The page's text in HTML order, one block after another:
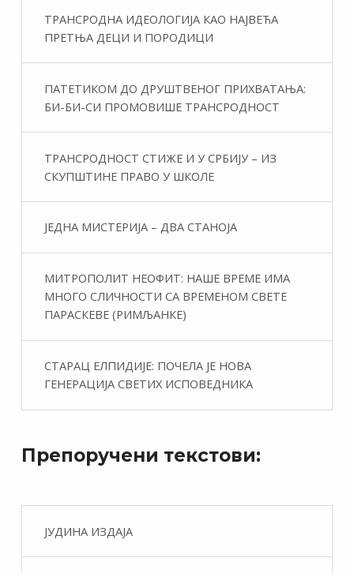
ТРАНСРОДНА ИДЕОЛОГИЈА КАО НАЈВЕЋА
ПРЕТЊА ДЕЦИ И ПОРОДИЦИ
ПАТЕТИКОМ ДО ДРУШТВЕНОГ ПРИХВАТАЊА:
БИ-БИ-СИ ПРОМОВИШЕ ТРАНСРОДНОСТ
ТРАНСРОДНОСТ СТИЖЕ И У СРБИЈУ – ИЗ
СКУПШТИНЕ ПРАВО У ШКОЛЕ
ЈЕДНА МИСТЕРИЈА – ДВА СТАНОЈА
МИТРОПОЛИТ НЕОФИТ: НАШЕ ВРЕМЕ ИМА
МНОГО СЛИЧНОСТИ СА ВРЕМЕНОМ СВЕТЕ
ПАРАСКЕВЕ (РИМЉАНКЕ)
СТАРАЦ ЕЛПИДИЈЕ: ПОЧЕЛА ЈЕ НОВА
ГЕНЕРАЦИЈА СВЕТИХ ИСПОВЕДНИКА
Препоручени текстови:
ЈУДИНА ИЗДАЈА